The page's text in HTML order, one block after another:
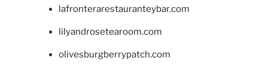
lafronterarestauranteybar.com
lilyandrosetearoom.com
olivesburgberrypatch.com